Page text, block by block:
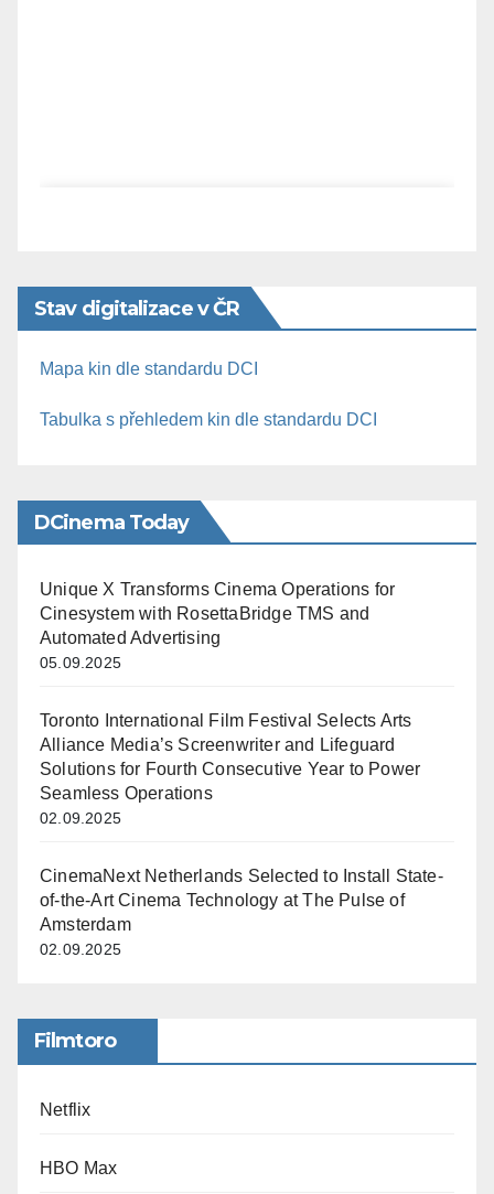
Stav digitalizace v ČR
Mapa kin dle standardu DCI
Tabulka s přehledem kin dle standardu DCI
DCinema Today
Unique X Transforms Cinema Operations for
Cinesystem with RosettaBridge TMS and
Automated Advertising
05.09.2025
Toronto International Film Festival Selects Arts
Alliance Media’s Screenwriter and Lifeguard
Solutions for Fourth Consecutive Year to Power
Seamless Operations
02.09.2025
CinemaNext Netherlands Selected to Install State-
of-the-Art Cinema Technology at The Pulse of
Amsterdam
02.09.2025
Filmtoro
Netflix
HBO Max